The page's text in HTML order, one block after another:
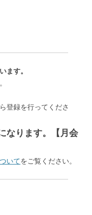
ます。
登録を行ってくださ
なります。【月会
いてをご覧ください。